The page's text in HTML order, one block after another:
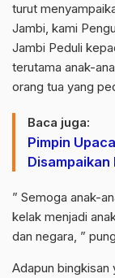
turut
Jambi, kami
Jambi Peduli
terutama anak-
orang tua yang
Baca juga:
Pimpin
” Semoga anak-
kelak menjadi
dan negara, ”
Adapun bingkisan